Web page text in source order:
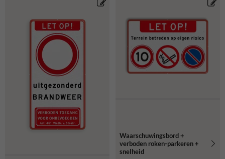
Waarschuwingsbord +
verboden roken-parkeren +
snelheid